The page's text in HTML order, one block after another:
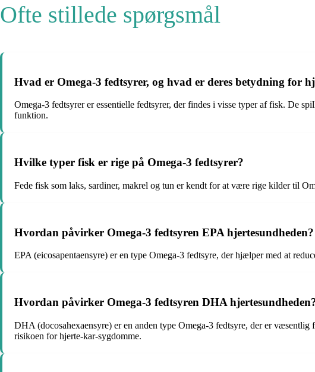
Ofte stillede spørgsmål
Hvad er Omega-3 fedtsyrer, og hvad er deres betydning for
Omega-3 fedtsyrer er essentielle fedtsyrer, der findes i visse typer af fisk. De
funktion.
Hvilke typer fisk er rige på Omega-3 fedtsyrer?
Fede fisk som laks, sardiner, makrel og tun er kendt for at være rige kilder til
Hvordan påvirker Omega-3 fedtsyren EPA hjertesundheden?
EPA (eicosapentaensyre) er en type Omega-3 fedtsyre, der hjælper med at
Hvordan påvirker Omega-3 fedtsyren DHA
DHA (docosahexaensyre) er en anden type Omega-3 fedtsyre, der er
risikoen for hjerte-kar-sygdomme.